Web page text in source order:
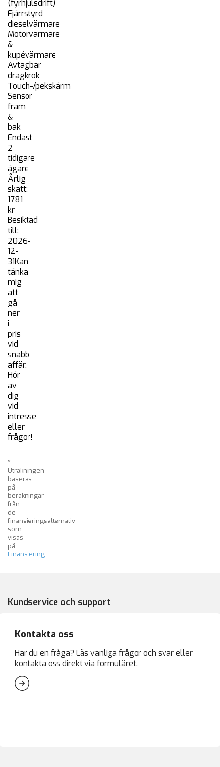
(fyrhjulsdrift)
Fjärrstyrd
dieselvärmare
Motorvärmare
&
kupévärmare
Avtagbar
dragkrok
Touch-/pekskärm
Sensor
fram
&
bak
Endast
2
tidigare
ägare
Årlig
skatt:
1781
kr
Besiktad
till:
2026-
12-
31Kan
tänka
mig
att
gå
ner
i
pris
vid
snabb
affär.
Hör
av
dig
vid
intresse
eller
frågor!
*
Uträkningen
baseras
på
beräkningar
från
de
finansieringsalternativ
som
visas
på
Finansiering.
Kundservice och support
Kontakta oss
Har du en fråga? Läs vanliga frågor och svar eller
kontakta oss direkt via formuläret.